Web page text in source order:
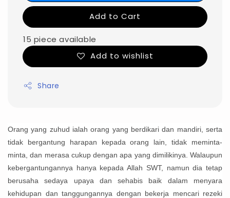
Add to Cart
15 piece available
Add to wishlist
Share
Orang yang zuhud ialah orang yang berdikari dan mandiri, serta
tidak bergantung harapan kepada orang lain, tidak meminta-
minta, dan merasa cukup dengan apa yang dimilikinya. Walaupun
kebergantungannya hanya kepada Allah SWT, namun dia tetap
berusaha sedaya upaya dan sehabis baik dalam menyara
kehidupan dan tanggungannya dengan bekerja mencari rezeki